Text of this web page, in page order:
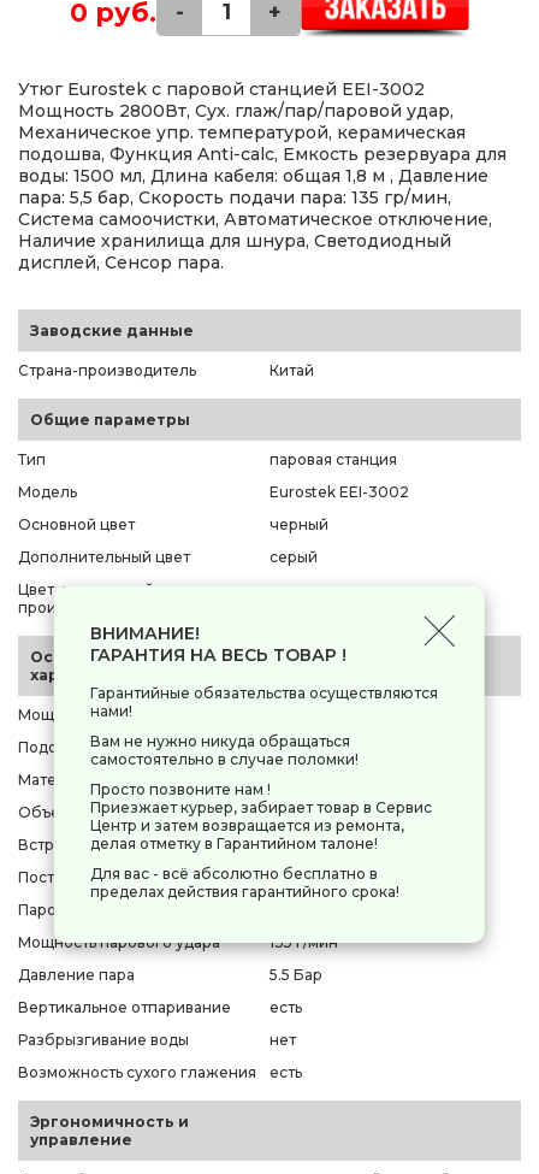
0 руб. - +
Утюг Eurostek с паровой станцией EEI-3002
Мощность 2800Вт, Сух. глаж/пар/паровой удар,
Механическое упр. температурой, керамическая
подошва, Функция Anti-calc, Емкость резервуара для
воды: 1500 мл, Длина кабеля: общая 1,8 м , Давление
пара: 5,5 бар, Скорость подачи пара: 135 гр/мин,
Система самоочистки, Автоматическое отключение,
Наличие хранилища для шнура, Светодиодный
дисплей, Сенсор пара.
Заводские данные
Страна-производитель Китай
Общие параметры
Тип
паровая станция
Модель
Eurostek EEI-3002
Основной цвет
черный
Дополнительный цвет
серый
Цвет, заявленный
производителем
Основные
характеристики
Мощность
Подошва
Ceramic
Материал подошвы
Объем резервуара для воды
1500 мл
Встроенный бойлер
нет
Постоянная подача пара
135 г/мин
Паровой удар
Мощность парового удара
135 г/мин
Давление пара
5.5 Бар
Вертикальное отпаривание
есть
Разбрызгивание воды
нет
Возможность сухого глажения
есть
Эргономичность и
управление
ВНИМАНИЕ!
ГАРАНТИЯ НА ВЕСЬ ТОВАР !
Гарантийные обязательства осуществляются
нами!
Вам не нужно никуда обращаться
самостоятельно в случае поломки!
Просто позвоните нам !
Приезжает курьер, забирает товар в Сервис
Центр и затем возвращается из ремонта,
делая отметку в Гарантийном талоне!
Для вас - всё абсолютно бесплатно в
пределах действия гарантийного срока!